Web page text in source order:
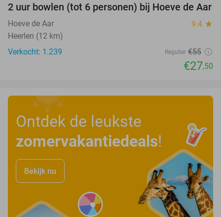
50%
2 uur bowlen (tot 6 personen) bij Hoeve de Aar
Hoeve de Aar 9.4 star
Heerlen (12 km)
Verkocht: 1.239
Regulier €55
€27,50
Ontdek de leukste
zomervakantiedeals!
Bekijk nu